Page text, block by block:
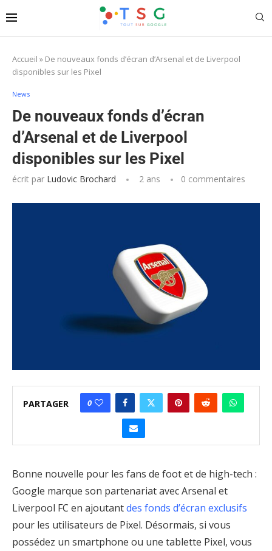
Accueil » De nouveaux fonds d’écran d’Arsenal et de Liverpool
disponibles sur les Pixel
News
De nouveaux fonds d’écran
d’Arsenal et de Liverpool
disponibles sur les Pixel
écrit par Ludovic Brochard 2 ans 0 commentaires
PARTAGER 0
Bonne nouvelle pour les fans de foot et de high-tech :
Google marque son partenariat avec Arsenal et
Liverpool FC en ajoutantdes fonds d’écran exclusifs
pour les utilisateurs de Pixel. Désormais, si vous
possédez un smartphone ou une tablette Pixel, vous